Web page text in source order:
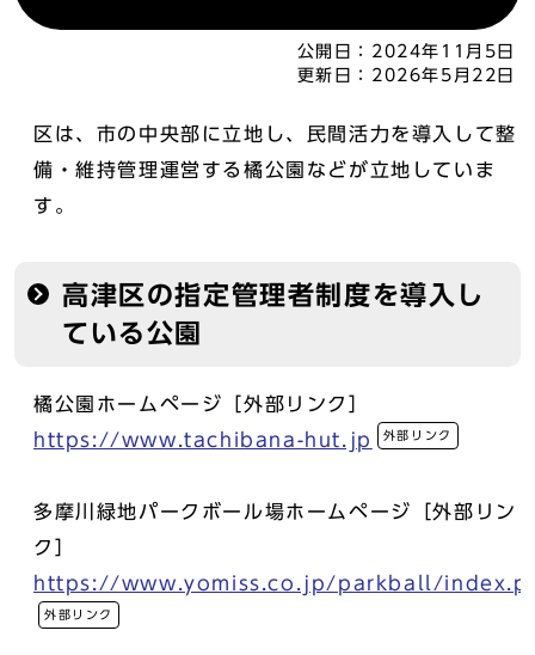
公開日： 2024年11月5日
更新日： 2026年5月22日
区は、市の中央部に立地し、民間活力を導入して整
備・維持管理運営する橘公園などが立地していま
す。
高津区の指定管理者制度を導入し
ている公園
橘公園ホームページ［外部リンク］
https://www.tachibana-hut.jp
外部リンク
多摩川緑地パークボール場ホームページ［外部リン
ク］
https://www.yomiss.co.jp/parkball/
外部リンク